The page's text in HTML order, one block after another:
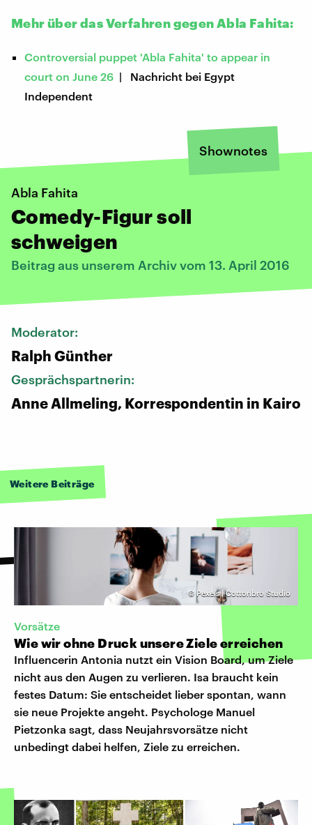
Mehr über das Verfahren gegen Abla Fahita:
Controversial puppet 'Abla Fahita' to appear in
court on June 26 | Nachricht bei Egypt
Independent
Shownotes
Abla Fahita
Comedy-Figur soll
schweigen
Beitrag aus unserem Archiv vom 13. April 2016
Moderator:
Ralph Günther
Gesprächspartnerin:
Anne Allmeling, Korrespondentin in Kairo
Weitere Beiträge
© Pexels | Cottonbro Studio
Vorsätze
Wie wir ohne Druck unsere Ziele erreichen
Influencerin Antonia nutzt ein Vision Board, um Ziele
nicht aus den Augen zu verlieren. Isa braucht kein
festes Datum: Sie entscheidet lieber spontan, wann
sie neue Projekte angeht. Psychologe Manuel
Pietzonka sagt, dass Neujahrsvorsätze nicht
unbedingt dabei helfen, Ziele zu erreichen.